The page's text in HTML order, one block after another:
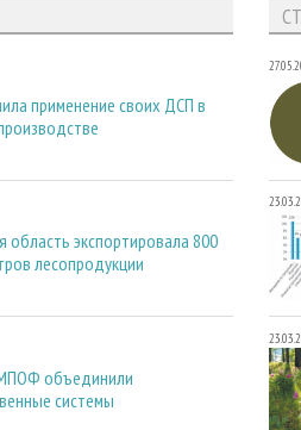
применение своих ДСП в
область экспортировала 800
лесопродукции
объединили
системы